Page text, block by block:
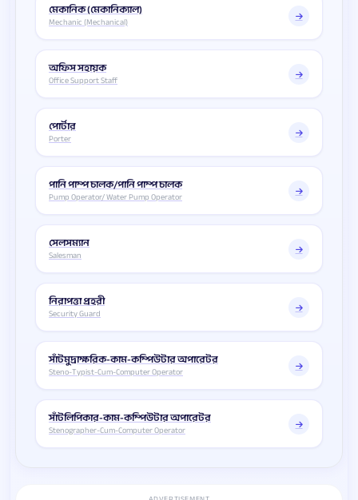
মেকানিক (মেকানিক্যাল)
Mechanic (Mechanical)
অফিস সহায়ক
Office Support Staff
পোর্টার
Porter
পানি পাম্প চালক/পানি পাম্প চালক
Pump Operator/ Water Pump Operator
সেলসম্যান
Salesman
নিরাপত্তা প্রহরী
Security Guard
সাঁটমুদ্রাক্ষরিক-কাম-কম্পিউটার অপারেটর
Steno-Typist-Cum-Computer Operator
সাঁটলিপিকার-কাম-কম্পিউটার অপারেটর
Stenographer-Cum-Computer Operator